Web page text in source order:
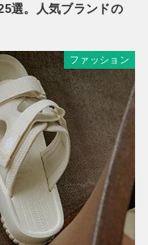
選。人気ブランドの
ファッション